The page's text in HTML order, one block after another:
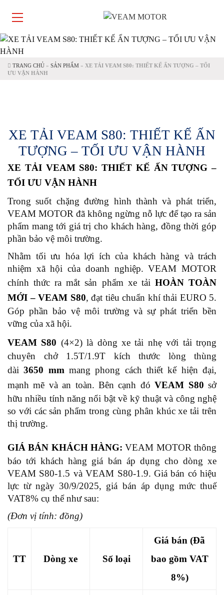
TRANG CHỦ » SẢN PHẨM » XE TẢI VEAM S80: THIẾT KẾ ẤN TƯỢNG – TỐI
ƯU VẬN HÀNH
XE TẢI VEAM S80: THIẾT KẾ ẤN
TƯỢNG – TỐI ƯU VẬN HÀNH
XE TẢI VEAM S80: THIẾT KẾ ẤN TƯỢNG –
TỐI ƯU VẬN HÀNH
Trong suốt chặng đường hình thành và phát triển,
VEAM MOTOR đã không ngừng nỗ lực để tạo ra sản
phẩm mang tới giá trị cho khách hàng, đồng thời góp
phần bảo vệ môi trường.
Nhằm tối ưu hóa lợi ích của khách hàng và trách
nhiệm xã hội của doanh nghiệp. VEAM MOTOR
chính thức ra mắt sản phẩm xe tải HOÀN TOÀN
MỚI – VEAM S80, đạt tiêu chuẩn khí thải EURO 5.
Góp phần bảo vệ môi trường và sự phát triển bền
vững của xã hội.
VEAM S80 (4×2) là dòng xe tải nhẹ với tải trọng
chuyên chở 1.5T/1.9T kích thước lòng thùng
dài3650 mm mang phong cách thiết kế hiện đại,
mạnh mẽ và an toàn. Bên cạnh đóVEAM S80 sở
hữu nhiều tính năng nổi bật về kỹ thuật và công nghệ
so với các sản phẩm trong cùng phân khúc xe tải trên
thị trường.
GIÁ BÁN KHÁCH HÀNG: VEAM MOTOR thông
báo tới khách hàng giá bán áp dụng cho dòng xe
VEAM S80-1.5 và VEAM S80-1.9. Giá bán có hiệu
lực từ ngày 30/9/2025, giá bán áp dụng mức thuế
VAT8% cụ thể như sau:
(Đơn vị tính: đồng)
TT Dòng xe Số loại
Giá bán (Đã
bao gồm VAT
8%)